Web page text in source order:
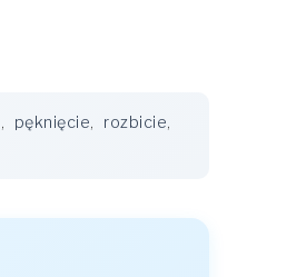
, pęknięcie, rozbicie,